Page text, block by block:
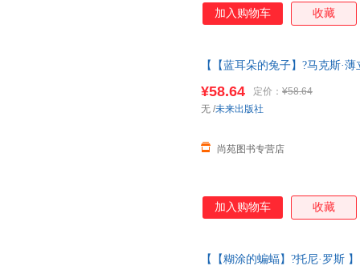
加入购物车 收藏
【【蓝耳朵的兔子】?马克斯·
换货【让您无忧购物】
¥58.64 定价： ¥58.64
尚苑图书专营店
无 /未来出版社
加入购物车 收藏
【【糊涂的蝙蝠】?托尼·罗斯